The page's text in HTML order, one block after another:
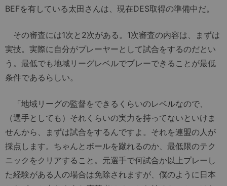
BEFを有している太田さんは、現在DES取得の準備中だ。
その審査には1次と2次がある。1次審査の内容は、まずは
実技。実際に自分がプレーヤーとして試合をするのだとい
う。最低でも地域リーグレベルでプレーできることが最低
条件であるらしい。
「地域リーグの監督をできるくらいのレベルなので、
（選手としても）それくらいの実力を持ってないといけま
せんから、まずは試合をするんですよ。それを連盟の人が
採点します。ちゃんとボールを蹴れるのか、最低限のテク
ニックをクリアすること。元選手で何試合か以上プレーし
た経験がある人の場合は免除されますが、僕のように日本